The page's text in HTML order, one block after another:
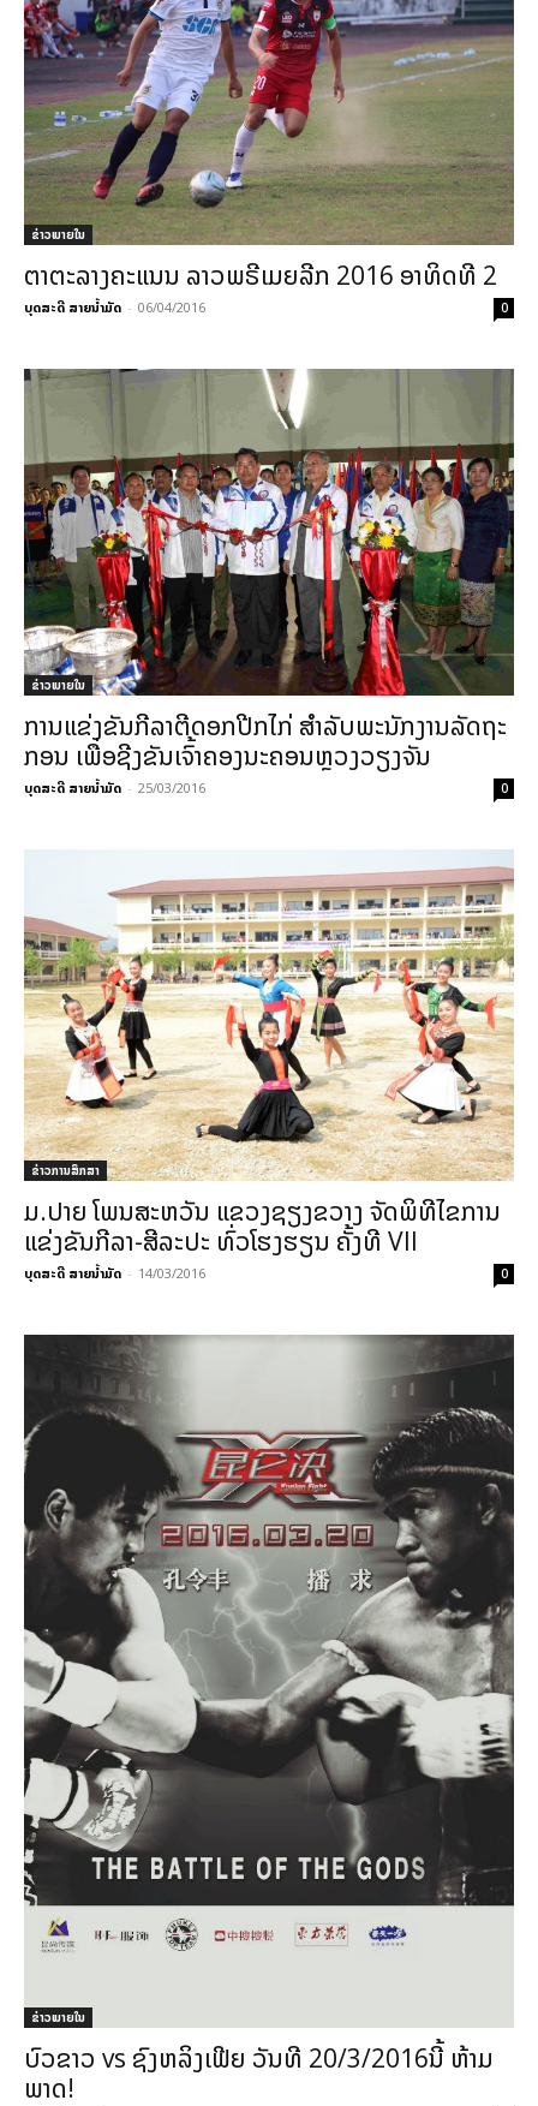
ຂ່າວພາຍ​ໃນ
ຕາຕະລາງຄະແນນ ລາວພຣີເມຍລີກ 2016 ອາທິດທີ 2
ບຸດສະດີ ສາຍນ້ຳມັດ - 06/04/2016 0
ຂ່າວພາຍ​ໃນ
ການແຂ່ງຂັນກີລາຕີດອກປີກໄກ່ ສໍາລັບພະນັກງານລັດຖະ
ກອນ ເພື່ອຊີງຂັນເຈົ້າຄອງນະຄອນຫຼວງວຽງຈັນ
ບຸດສະດີ ສາຍນ້ຳມັດ - 25/03/2016 0
ຂ່າວການສຶກສາ
ມ.ປາຍ ໂພນສະຫວັນ ແຂວງຊຽງຂວາງ ຈັດພິທີໄຂການ
ແຂ່ງຂັນກີລາ-ສີລະປະ ທົ່ວໂຮງຮຽນ ຄັ້ງທີ VII
ບຸດສະດີ ສາຍນ້ຳມັດ - 14/03/2016 0
ຂ່າວພາຍ​ໃນ
ບົວຂາວ vs ຊົງຫລິງເຟີຍ ວັນທີ 20/3/2016ນີ້ ຫ້າມ
ພາດ!